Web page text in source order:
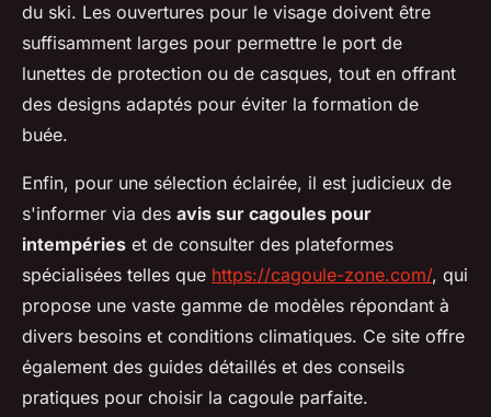
du ski. Les ouvertures pour le visage doivent être
suffisamment larges pour permettre le port de
lunettes de protection ou de casques, tout en offrant
des designs adaptés pour éviter la formation de
buée.
Enfin, pour une sélection éclairée, il est judicieux de
s'informer via des avis sur cagoules pour
intempéries et de consulter des plateformes
spécialisées telles que https://cagoule-zone.com/, qui
propose une vaste gamme de modèles répondant à
divers besoins et conditions climatiques. Ce site offre
également des guides détaillés et des conseils
pratiques pour choisir la cagoule parfaite.